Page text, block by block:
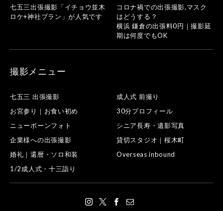
七五三出張撮影「イチョウ並木
ロケ+神社プラン」が人気です
コロナ禍での出張撮影,マスク
はどうする？
横浜 鎌倉の出張料0円｜撮影延
期は何度でもOK
撮影メニュー
七五三 出張撮影
成人式 前撮り
お宮参り｜お食い初め
30分プロフィール
ニューボーンフォト
シニア長寿・遺影写真
企業様への出張撮影
貸切スタジオ｜桜木町
婚礼｜還暦・ソロ和装
Overseas inbound
1/2成人式・十三詣り